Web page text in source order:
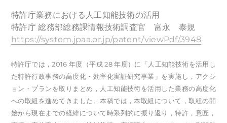
特許庁業務における人工知能技術の活用
特許庁 総務部総務課情報技術調査官 富永 泰規
https://system.jpaa.or.jp/patent/viewPdf/3948
特許庁では，2016 年度（平成 28 年度）に「人工知能技術を活用し
た特許行政事務の高度化・効率化実証研究事業」を実施し，アクシ
ョン・プランを取りまとめ，人工知能技術を活用した業務の高度化
への取組を進めてきました。本稿では，本取組について，取組の開
始から現在までの経緯について時系列的に振り返り，特許，意匠，